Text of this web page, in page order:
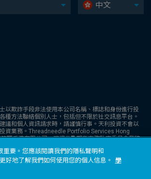
中文
以欺詐手段非法使用本公司名稱、標誌和身份進行投
種方法聯絡個別人士，包括但不限於社交訊息平台。
議和個人資訊請求時，請謹慎行事。天利投資不會以
資業務。Threadneedle Portfolio Services Hong
理香港有限公司。獲證券及期貨事務監察委員會發牌
。本網站未經證券及期貨事務監察委員會 (“證監
Investments (Columbia Threadneedle)
集團公司的全球品牌名稱。© 2026 Columbia
重要。您應該閱讀我們的隱私聲明和
好地了解我們如何使用您的個人信息。
學